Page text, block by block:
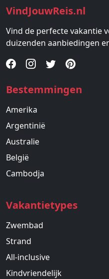
VindJouwReis.nl
Vind de perfecte vakantie
duizenden aanbiedingen
Bestemmingen
Amerika
Argentinië
Australie
België
Cambodja
Vakantietypes
Zwembad
Strand
All-inclusive
Kindvriendelijk